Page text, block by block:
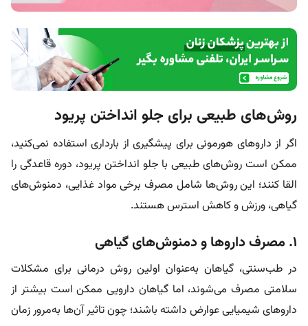
روش‌های طبیعی برای جلو انداختن پریود
اگر از داروهای هورمونی برای پیشگیری از بارداری استفاده نمی‌کنید،
ممکن است روش‌های طبیعی با جلو انداختن پریود، دوره قاعدگی را
القا کنند؛ این روش‌ها شامل مصرف برخی مواد غذایی، دمنوش‌های
گیاهی، ورزش و کاهش استرس هستند.
۱. مصرف داروها و دمنوش‌های گیاهی
در طب‌سنتی، گیاهان به‌عنوان اولین روش درمانی برای مشکلات
سلامتی مصرف می‌شوند، اما گیاهان دارویی ممکن است بیشتر از
داروهای شیمیایی عوارض داشته باشند؛ چون تاثیر آن‌ها به‌مرور زمان